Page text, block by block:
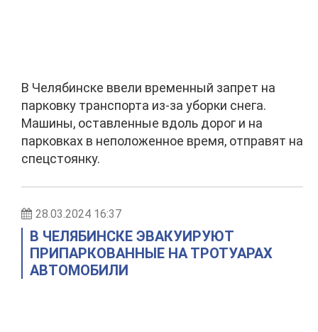
В Челябинске ввели временный запрет на
парковку транспорта из-за уборки снега.
Машины, оставленные вдоль дорог и на
парковках в неположенное время, отправят на
спецстоянку.
28.03.2024 16:37
В ЧЕЛЯБИНСКЕ ЭВАКУИРУЮТ
ПРИПАРКОВАННЫЕ НА ТРОТУАРАХ
АВТОМОБИЛИ